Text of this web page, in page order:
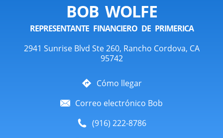
BOB WOLFE
REPRESENTANTE FINANCIERO DE PRIMERICA
2941 Sunrise Blvd Ste 260, Rancho Cordova, CA
95742
Cómo llegar
Correo electrónico Bob
(916) 222-8786